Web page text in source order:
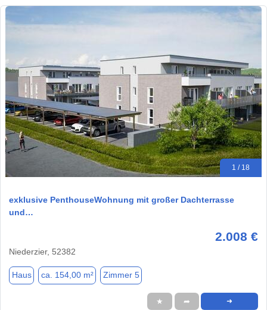
1 / 18
exklusive PenthouseWohnung mit großer Dachterrasse
und…
2.008 €
Niederzier, 52382
Haus ca. 154,00 m² Zimmer 5
★ ➦ ➜